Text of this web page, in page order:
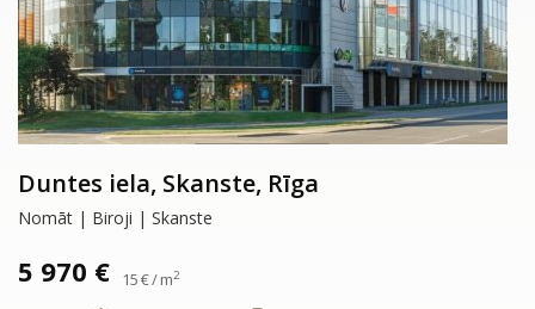
Duntes iela, Skanste, Rīga
Nomāt | Biroji | Skanste
5 970 € 15 € / m2